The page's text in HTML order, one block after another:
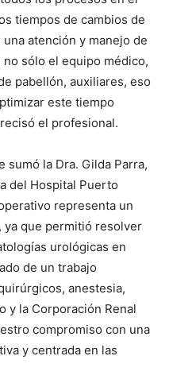
tiempos de cambios de
atención y manejo de
sólo el equipo médico,
pabellón, auxiliares, eso
este tiempo
el profesional.
sumó la Dra. Gilda Parra,
del Hospital Puerto
representa un
ya que permitió resolver
urológicas en
de un trabajo
anestesia,
y la Corporación Renal
compromiso con una
y centrada en las